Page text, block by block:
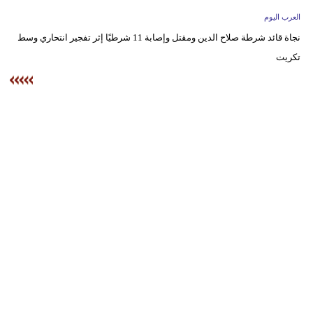
ديكور
العرب اليوم
نجاة قائد شرطة صلاح الدين ومقتل وإصابة 11 شرطيًا إثر تفجير انتحاري وسط
تكريت